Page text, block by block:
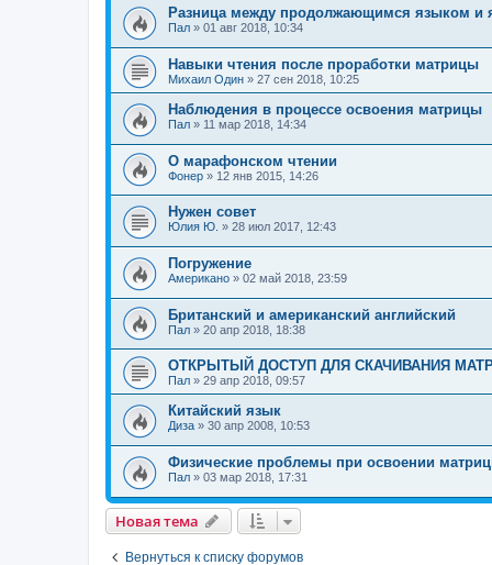
Разница между продолжающимся языком и
Пал » 01 авг 2018, 10:34
Навыки чтения после проработки матрицы
Михаил Один » 27 сен 2018, 10:25
Наблюдения в процессе освоения матрицы
Пал » 11 мар 2018, 14:34
О марафонском чтении
Фонер » 12 янв 2015, 14:26
Нужен совет
Юлия Ю. » 28 июл 2017, 12:43
Погружение
Американо » 02 май 2018, 23:59
Британский и американский английский
Пал » 20 апр 2018, 18:38
ОТКРЫТЫЙ ДОСТУП ДЛЯ СКАЧИВАНИЯ
Пал » 29 апр 2018, 09:57
Китайский язык
Диза » 30 апр 2008, 10:53
Физические проблемы при освоении
Пал » 03 мар 2018, 17:31
Новая тема
Вернуться к списку форумов